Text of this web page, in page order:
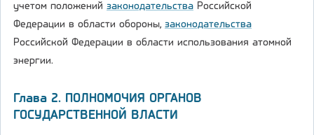
учетом положений законодательства Российской
Федерации в области обороны, законодательства
Российской Федерации в области использования атомной
энергии.
Глава 2. ПОЛНОМОЧИЯ ОРГАНОВ
ГОСУДАРСТВЕННОЙ ВЛАСТИ